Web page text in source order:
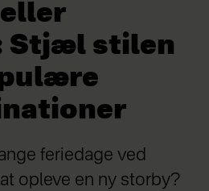
Stjæl stilen
feriedage ved
opleve en ny storby?